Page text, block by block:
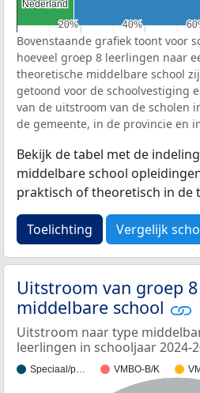
20%
20% 40%
40%
Nederland
Nederland
Bovenstaande grafiek toont voor
hoeveel groep 8 leerlingen naar
theoretische middelbare school
getoond voor de schoolvestiging
van de uitstroom van de scholen
de gemeente, in de provincie en
Bekijk de tabel met de
middelbare school
praktisch of theoretisch in de
Toelichting Vergelijk
Uitstroom van groep
middelbare school
Uitstroom naar type
leerlingen in schooljaar 2024-
Speciaal/p… VMBO-B/K